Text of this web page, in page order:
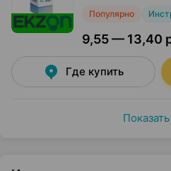
Популярно
9,55 — 13,40
Где купить